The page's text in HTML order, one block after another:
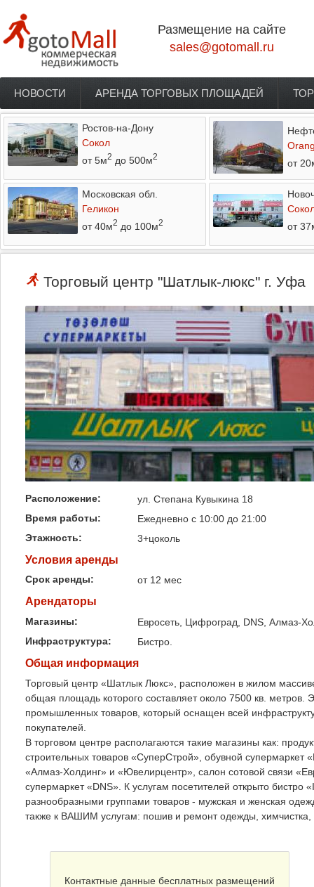
Размещение на сайте
sales@gotomall.ru
Главное меню
НОВОСТИ АРЕНДА ТОРГОВЫХ ПЛОЩАДЕЙ
Ростов-на-Дону
Сокол
от 5м2 до 500м2
от
Московская обл.
Геликон
от 40м2 до 100м2
от
Торговый центр "Шатлык-люкс" г. Уфа
Расположение:
ул. Степана Кувыкина 18
Время работы:
Ежедневно с 10:00 до 21:00
Этажность:
3+цоколь
Условия аренды
Срок аренды: от 12 мес
Арендаторы
Магазины:
Евросеть, Цифроград, DNS, Алмаз-
Инфраструктура:
Бистро.
Общая информация
Торговый центр «Шатлык Люкс», расположен в жилом
общая площадь которого составляет около 7500 кв. метров.
промышленных товаров, который оснащен всей
покупателей.
В торговом центре располагаются такие магазины как:
строительных товаров «СуперСтрой», обувной
«Алмаз-Холдинг» и «Ювелирцентр», салон сотовой связи
супермаркет «DNS». К услугам посетителей открыто бистро
разнообразными группами товаров - мужская и женская
также к ВАШИМ услугам: пошив и ремонт одежды, химчистка,
Контактные данные бесплатных размещений